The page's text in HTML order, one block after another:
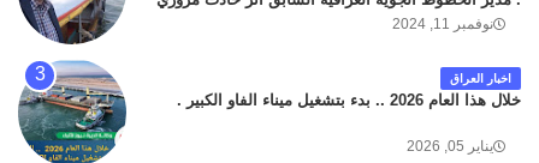
داخل مطار البصرة الدولي اليوم الاثنين على الطريق
كان سبب الحادث يعود لتصادم عجلته مع عجلة نوع كيا بنكو
تابعة لشركة الهلال الماسكة لإعمار مطار البصرة الدولي .
سائلين الله عز وجل ان يتغمد الفقيد بواسع رحمته ، و انا
نوفمبر 11, 2024
اخبار العراق
خلال هذا العام 2026 .. بدء بتشغيل ميناء الفاو الكبير .
يناير 05, 2026